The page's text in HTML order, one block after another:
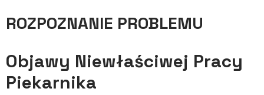
ROZPOZNANIE PROBLEMU
Objawy Niewłaściwej Pracy
Piekarnika